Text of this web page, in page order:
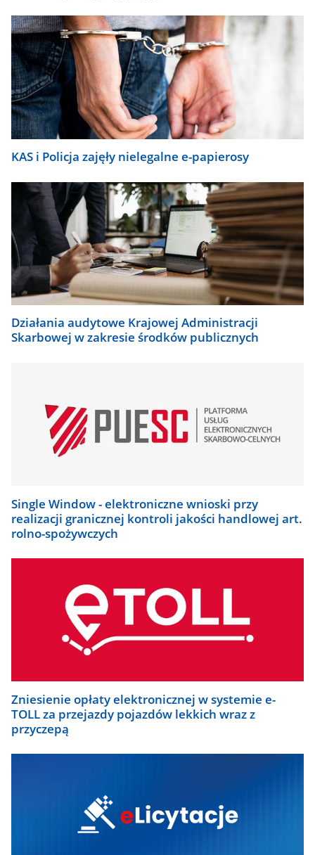
KAS i Policja zajęły nielegalne e-papierosy
Działania audytowe Krajowej Administracji
Skarbowej w zakresie środków publicznych
Single Window - elektroniczne wnioski przy
realizacji granicznej kontroli jakości handlowej art.
rolno-spożywczych
Zniesienie opłaty elektronicznej w systemie e-
TOLL za przejazdy pojazdów lekkich wraz z
przyczepą